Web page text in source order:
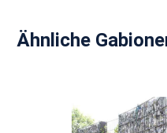
Produktgalerie
Ähnliche